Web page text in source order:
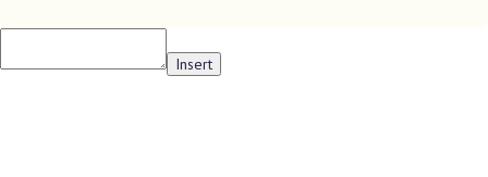
Insert